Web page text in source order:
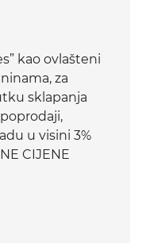
kao ovlašteni
za
sklapanja
u visini 3%
CIJENE